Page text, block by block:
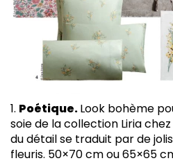
1. Poétique.Look bohème
soie de la collection Liria chez
du détail se traduit par de
fleuris. 50×70 cm ou 65×65